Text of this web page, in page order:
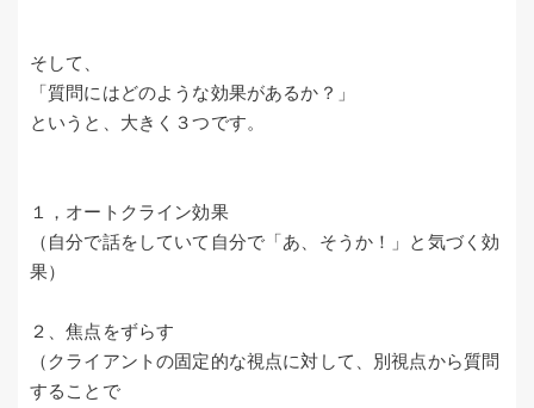
そして、
「質問にはどのような効果があるか？」
というと、大きく３つです。
１，オートクライン効果
（自分で話をしていて自分で「あ、そうか！」と気づく効
果）
２、焦点をずらす
（クライアントの固定的な視点に対して、別視点から質問
することで